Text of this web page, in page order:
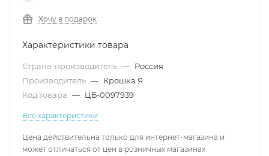
Хочу в подарок
Характеристики товара
Страна-производитель — Россия
Производитель — Крошка Я
Код товара — ЦБ-0097939
Все характеристики
Цена действительна только для интернет-магазина и
может отличаться от цен в розничных магазинах